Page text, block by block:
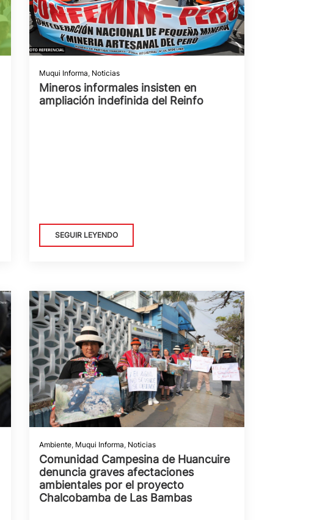
Muqui Informa, Noticias
Mineros informales insisten en
ampliación indefinida del Reinfo
SEGUIR LEYENDO
Ambiente, Muqui Informa, Noticias
Comunidad Campesina de Huancuire
denuncia graves afectaciones
ambientales por el proyecto
Chalcobamba de Las Bambas